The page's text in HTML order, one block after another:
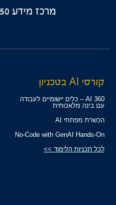
מרכז מידע
קורסי AI בטכניון
360 AI – כלים יישומיים לעבודה
עם בינה מלאכותית
הכשרת מפתחי AI
No-Code with GenAI Hands-On
לכל תכניות הלימוד >>